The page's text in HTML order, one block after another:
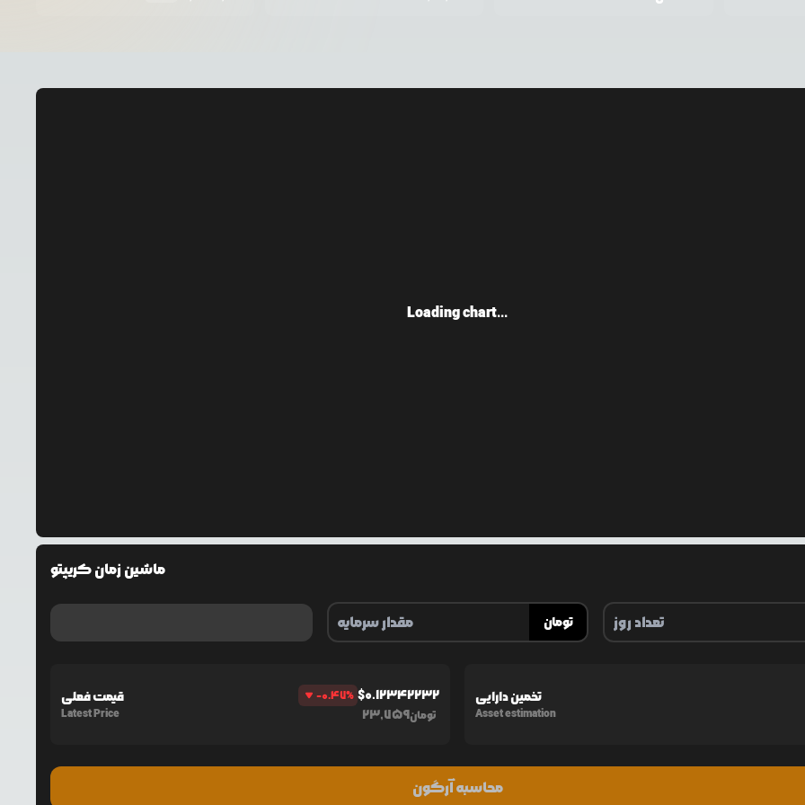
Loading chart...
ماشین زمان کریپتو
تومان
قیمت فعلی
Latest Price
-0.47% $0.12342232
23,759تومان
تخمین دارایی
Asset estimation
محاسبه آرگون